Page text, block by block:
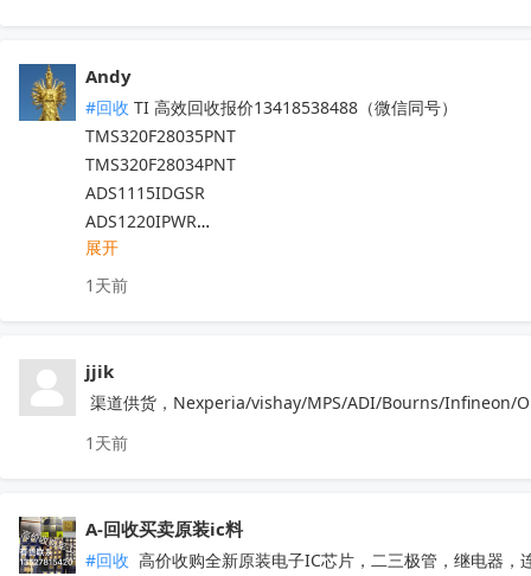
Andy
#回收 TI 高效回收报价13418538488（微信同号）
TMS320F28035PNT
TMS320F28034PNT
ADS1115IDGSR
ADS1220IPWR
ADS1110A0IDBVR
ADS1015IDGSR
ADS1120IPWR
TMS320F28335PGFA
TMS320F28027PTT
ADS1248IPWR
TMS320F28035PAGT
TMS320F2808PZA
展开
1天前
jjik
渠道供货，Nexperia/vishay/MPS/ADI/Bourns/Infineon/
1天前
A-回收买卖原装ic料
#回收 高价收购全新原装电子IC芯片，二三极管，继电器，